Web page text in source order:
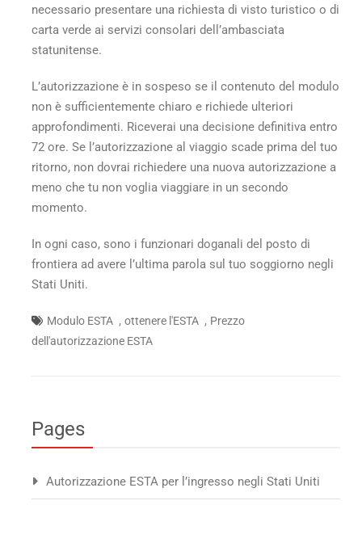
necessario presentare una richiesta di visto turistico o di
carta verde ai servizi consolari dell’ambasciata
statunitense.
L’autorizzazione è in sospeso se il contenuto del modulo
non è sufficientemente chiaro e richiede ulteriori
approfondimenti. Riceverai una decisione definitiva entro
72 ore. Se l’autorizzazione al viaggio scade prima del tuo
ritorno, non dovrai richiedere una nuova autorizzazione a
meno che tu non voglia viaggiare in un secondo
momento.
In ogni caso, sono i funzionari doganali del posto di
frontiera ad avere l’ultima parola sul tuo soggiorno negli
Stati Uniti.
Modulo ESTA , ottenere l'ESTA , Prezzo
dell'autorizzazione ESTA
Pages
Autorizzazione ESTA per l’ingresso negli Stati Uniti